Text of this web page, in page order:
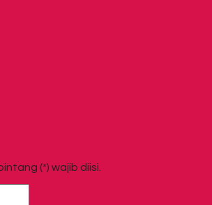
(*) wajib diisi.